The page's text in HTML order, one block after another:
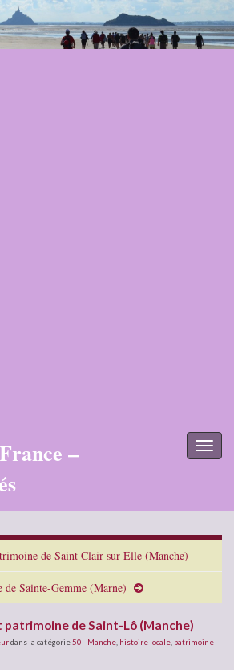
–
de Saint Clair sur Elle (Manche)
de Sainte-Gemme (Marne)
patrimoine de Saint-Lô (Manche)
dans la catégorie 50 - Manche histoire locale patrimoine